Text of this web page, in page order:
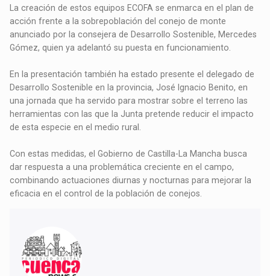
La creación de estos equipos ECOFA se enmarca en el plan de
acción frente a la sobrepoblación del conejo de monte
anunciado por la consejera de Desarrollo Sostenible, Mercedes
Gómez, quien ya adelantó su puesta en funcionamiento.
En la presentación también ha estado presente el delegado de
Desarrollo Sostenible en la provincia, José Ignacio Benito, en
una jornada que ha servido para mostrar sobre el terreno las
herramientas con las que la Junta pretende reducir el impacto
de esta especie en el medio rural.
Con estas medidas, el Gobierno de Castilla-La Mancha busca
dar respuesta a una problemática creciente en el campo,
combinando actuaciones diurnas y nocturnas para mejorar la
eficacia en el control de la población de conejos.